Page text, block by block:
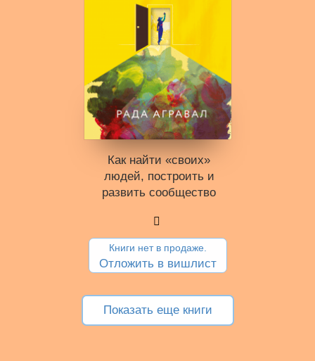
Как найти «своих»
людей, построить и
развить сообщество
Книги нет в продаже.
Отложить в вишлист
Показать еще книги